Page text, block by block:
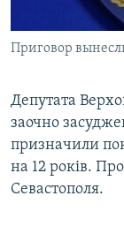
УКРАЇНСЬКА
ІНФОГРАФІКА
Qırımtatar
ДОЛУЧАЙСЯ!
Усі сайти
Приговор
Депутата
заочно
призначили
на 12 років.
Севастополя.